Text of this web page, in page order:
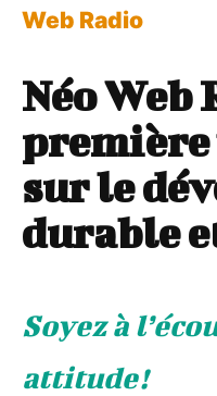
Web Radio
Néo Web
première
sur le
durable
Soyez à
attitude!